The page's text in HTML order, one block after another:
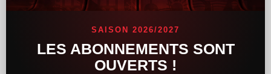
SAISON 2026/2027
LES ABONNEMENTS SONT
OUVERTS !